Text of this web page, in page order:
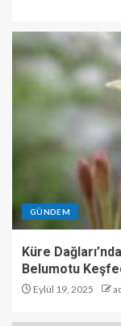
GÜNDEM
Küre
Belumotu
Eylül 19, 2025